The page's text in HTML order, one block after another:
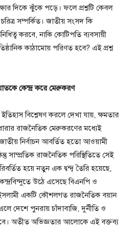
দিকে ঝুঁকে পড়ে। ফলে প্রশ্নটি কেবল
সম্পর্কিত। জাতীয় সংসদ কি
করবে, নাকি কোটিপতি ব্যবসায়ী
কাঠামোয় পরিণত হবে? এই প্রশ্ন
কেন্দ্র করে মেরুকরণ
ইতিহাস বিশ্লেষণ করলে দেখা যায়, ক্ষমতার
রাজনৈতিক মেরুকরণের মধ্যেই
নির্বাচন আবর্তিত হতো আওয়ামী
সাম্প্রতিক রাজনৈতিক পরিস্থিতিতে সেই
হয়ে নতুন এক দ্বন্দ্ব তৈরি হয়েছে,
উঠে এসেছে বিএনপি ও
একটি কৌশলগত রাজনৈতিক বয়ান
দেশে পুনরায় চাঁদাবাজি, দুর্নীতি ও
ঘটবে। অতীত অভিজ্ঞতার আলোকে এই বক্তব্য